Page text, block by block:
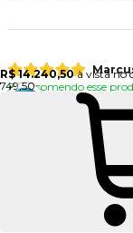
Eu recomendo esse
Produto
Lava e Seca excelente,
demanda de forma
minha lavanderia.
Lava e Seca
Black Inox 220V -
R$ 14.240,50à vista no
749,50